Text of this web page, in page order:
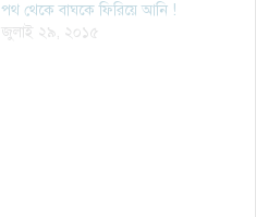
পথ থেকে বাঘকে ফিরিয়ে আনি !
জুলাই ২৯, ২০১৫